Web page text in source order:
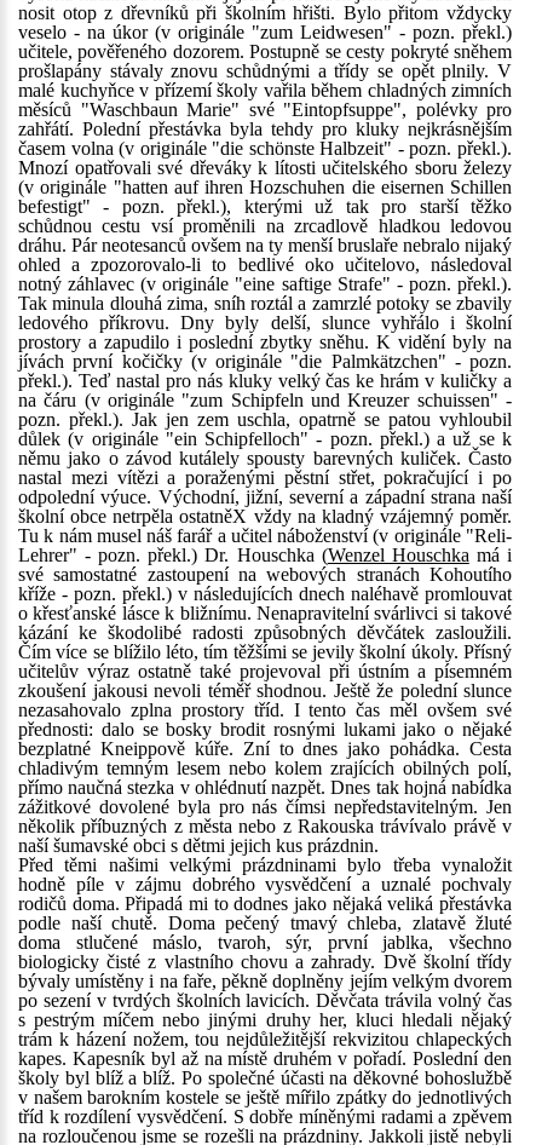
nosit otop z dřevníků při školním hřišti. Bylo přitom vždycky
veselo - na úkor (v originále "zum Leidwesen" - pozn. překl.)
učitele, pověřeného dozorem. Postupně se cesty pokryté sněhem
prošlapány stávaly znovu schůdnými a třídy se opět plnily. V
malé kuchyňce v přízemí školy vařila během chladných zimních
měsíců "Waschbaun Marie" své "Eintopfsuppe", polévky pro
zahřátí. Polední přestávka byla tehdy pro kluky nejkrásnějším
časem volna (v originále "die schönste Halbzeit" - pozn. překl.).
Mnozí opatřovali své dřeváky k lítosti učitelského sboru železy
(v originále "hatten auf ihren Hozschuhen die eisernen Schillen
befestigt" - pozn. překl.), kterými už tak pro starší těžko
schůdnou cestu vsí proměnili na zrcadlově hladkou ledovou
dráhu. Pár neotesanců ovšem na ty menší bruslaře nebralo nijaký
ohled a zpozorovalo-li to bedlivé oko učitelovo, následoval
notný záhlavec (v originále "eine saftige Strafe" - pozn. překl.).
Tak minula dlouhá zima, sníh roztál a zamrzlé potoky se zbavily
ledového příkrovu. Dny byly delší, slunce vyhřálo i školní
prostory a zapudilo i poslední zbytky sněhu. K vidění byly na
jívách první kočičky (v originále "die Palmkätzchen" - pozn.
překl.). Teď nastal pro nás kluky velký čas ke hrám v kuličky a
na čáru (v originále "zum Schipfeln und Kreuzer schuissen" -
pozn. překl.). Jak jen zem uschla, opatrně se patou vyhloubil
důlek (v originále "ein Schipfelloch" - pozn. překl.) a už se k
němu jako o závod kutálely spousty barevných kuliček. Často
nastal mezi vítězi a poraženými pěstní střet, pokračující i po
odpolední výuce. Východní, jižní, severní a západní strana naší
školní obce netrpěla ostatněX vždy na kladný vzájemný poměr.
Tu k nám musel náš farář a učitel náboženství (v originále "Reli-
Lehrer" - pozn. překl.) Dr. Houschka (Wenzel Houschka má i
své samostatné zastoupení na webových stranách Kohoutího
kříže - pozn. překl.) v následujících dnech naléhavě promlouvat
o křesťanské lásce k bližnímu. Nenapravitelní svárlivci si takové
kázání ke škodolibé radosti způsobných děvčátek zasloužili.
Čím více se blížilo léto, tím těžšími se jevily školní úkoly. Přísný
učitelův výraz ostatně také projevoval při ústním a písemném
zkoušení jakousi nevoli téměř shodnou. Ještě že polední slunce
nezasahovalo zplna prostory tříd. I tento čas měl ovšem své
přednosti: dalo se bosky brodit rosnými lukami jako o nějaké
bezplatné Kneippově kúře. Zní to dnes jako pohádka. Cesta
chladivým temným lesem nebo kolem zrajících obilných polí,
přímo naučná stezka v ohlédnutí nazpět. Dnes tak hojná nabídka
zážitkové dovolené byla pro nás čímsi nepředstavitelným. Jen
několik příbuzných z města nebo z Rakouska trávívalo právě v
naší šumavské obci s dětmi jejich kus prázdnin.
Před těmi našimi velkými prázdninami bylo třeba vynaložit
hodně píle v zájmu dobrého vysvědčení a uznalé pochvaly
rodičů doma. Připadá mi to dodnes jako nějaká veliká přestávka
podle naší chutě. Doma pečený tmavý chleba, zlatavě žluté
doma stlučené máslo, tvaroh, sýr, první jablka, všechno
biologicky čisté z vlastního chovu a zahrady. Dvě školní třídy
bývaly umístěny i na faře, pěkně doplněny jejím velkým dvorem
po sezení v tvrdých školních lavicích. Děvčata trávila volný čas
s pestrým míčem nebo jinými druhy her, kluci hledali nějaký
trám k házení nožem, tou nejdůležitější rekvizitou chlapeckých
kapes. Kapesník byl až na místě druhém v pořadí. Poslední den
školy byl blíž a blíž. Po společné účasti na děkovné bohoslužbě
v našem barokním kostele se ještě mířilo zpátky do jednotlivých
tříd k rozdílení vysvědčení. S dobře míněnými radami a zpěvem
na rozloučenou jsme se rozešli na prázdniny. Jakkoli jistě nebyli